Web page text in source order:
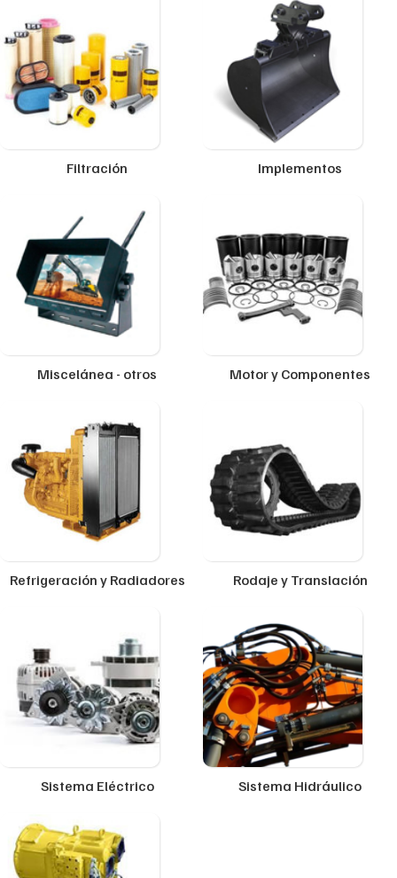
Filtración Implementos
Miscelánea - otros Motor y Componentes
Refrigeración y Radiadores Rodaje y Translación
Sistema Eléctrico Sistema Hidráulico